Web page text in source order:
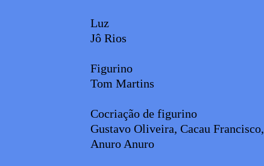
Luz
Jô Rios
Figurino
Tom Martins
Cocriação de figurino
Gustavo Oliveira, Cacau Francisco,
Anuro Anuro